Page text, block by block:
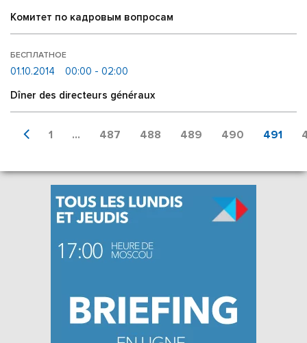
Комитет по кадровым вопросам
БЕСПЛАТНОЕ
01.10.2014
00:00 - 02:00
Dîner des directeurs généraux
1 ... 487 488 489 490 491